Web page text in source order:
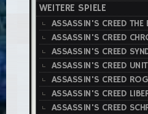
WEITERE SPIELE
ASSASSIN'S CREED THE
ASSASSIN'S CREED
ASSASSIN'S CREED
ASSASSIN'S CREED
ASSASSIN'S CREED
ASSASSIN'S CREED
ASSASSIN'S CREED